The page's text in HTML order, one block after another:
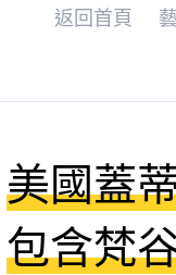
返回首頁
美國蓋
包含梵